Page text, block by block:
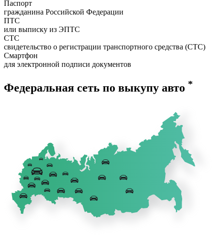
Паспорт
гражданина Российской Федерации
ПТС
или выписку из ЭПТС
СТС
свидетельство о регистрации транспортного средства (СТС)
Смартфон
для электронной подписи документов
Федеральная сеть по выкупу авто *